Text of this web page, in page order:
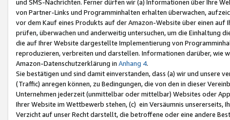
und SMS-Nachrichten. Ferner dürfen wir (a) Informationen über Ihre
von Partner-Links und Programminhalten erhalten überwachen,
vor dem Kauf eines Produkts auf der Amazon-Website über einen
prüfen, überwachen und anderweitig untersuchen, um die Einhaltung
die auf Ihrer Website dargestellte Implementierung von
reproduzieren, verbreiten und darstellen. Informationen darüber, wie
Amazon-Datenschutzerklärung in Anhang 4.
Sie bestätigen und sind damit einverstanden, dass (a) wir und
(Traffic) anregen können, zu Bedingungen, die von den in dieser
Unternehmen jederzeit (unmittelbar oder mittelbar) Websites oder
Ihrer Website im Wettbewerb stehen, (c) ein Versäumnis unsererseits,
Verzicht auf unser Recht darstellt, die betroffene oder eine andere